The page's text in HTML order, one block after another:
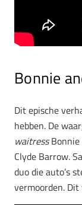
Bonnie
Dit epische
hebben. De
waitressBonnie
Clyde Barrow.
duo die auto’s
vermoorden.